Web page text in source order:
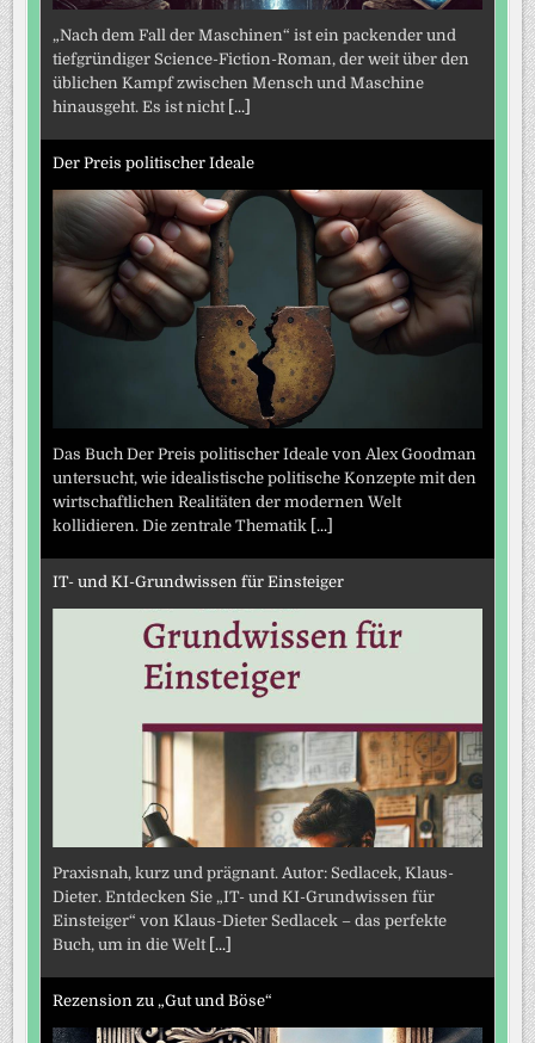
„Nach dem Fall der Maschinen“ ist ein packender und
tiefgründiger Science-Fiction-Roman, der weit über den
üblichen Kampf zwischen Mensch und Maschine
hinausgeht. Es ist nicht [...]
Der Preis politischer Ideale
Das Buch Der Preis politischer Ideale von Alex Goodman
untersucht, wie idealistische politische Konzepte mit den
wirtschaftlichen Realitäten der modernen Welt
kollidieren. Die zentrale Thematik [...]
IT- und KI-Grundwissen für Einsteiger
Praxisnah, kurz und prägnant. Autor: Sedlacek, Klaus-
Dieter. Entdecken Sie „IT- und KI-Grundwissen für
Einsteiger“ von Klaus-Dieter Sedlacek – das perfekte
Buch, um in die Welt [...]
Rezension zu „Gut und Böse“